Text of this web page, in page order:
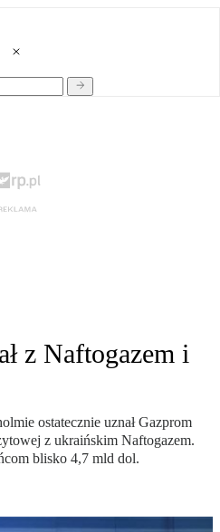
z Naftogazem i
ostatecznie uznał Gazprom
z ukraińskim Naftogazem.
blisko 4,7 mld dol.